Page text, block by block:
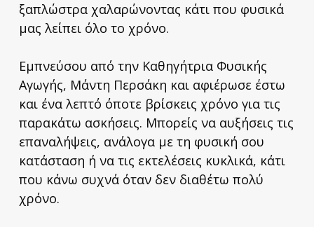
ξαπλώστρα χαλαρώνοντας κάτι που φυσικά
μας λείπει όλο το χρόνο.
Εμπνεύσου από την Καθηγήτρια Φυσικής
Αγωγής, Μάντη Περσάκη και αφιέρωσε έστω
και ένα λεπτό όποτε βρίσκεις χρόνο για τις
παρακάτω ασκήσεις. Μπορείς να αυξήσεις τις
επαναλήψεις, ανάλογα με τη φυσική σου
κατάσταση ή να τις εκτελέσεις κυκλικά, κάτι
που κάνω συχνά όταν δεν διαθέτω πολύ
χρόνο.